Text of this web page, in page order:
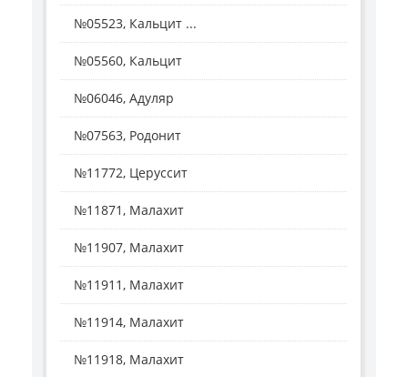
№05523, Кальцит ...
№05560, Кальцит
№06046, Адуляр
№07563, Родонит
№11772, Церуссит
№11871, Малахит
№11907, Малахит
№11911, Малахит
№11914, Малахит
№11918, Малахит